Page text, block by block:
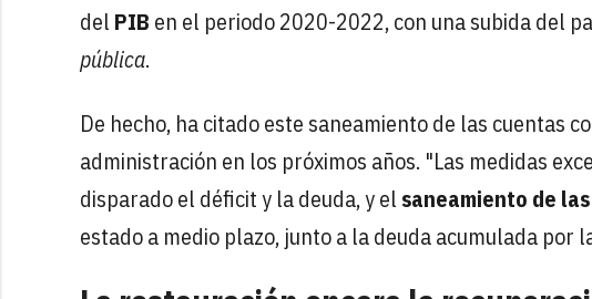
del PIB en el periodo 2020-2022, con una subida del
pública.
De hecho, ha citado este saneamiento de las cuentas
administración en los próximos años. "Las medidas
disparado el déficit y la deuda, y el saneamiento de
estado a medio plazo, junto a la deuda acumulada por